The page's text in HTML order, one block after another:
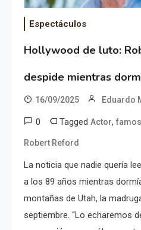
Espectáculos
Hollywood de luto:
despide mientras
16/09/2025 Eduardo
0 Tagged Actor,
Robert Reford
La noticia que nadie quería
a los 89 años mientras
montañas de Utah, la
septiembre. “Lo echaremos